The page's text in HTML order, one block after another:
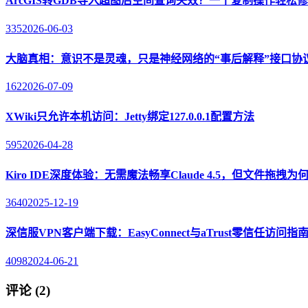
3352026-06-03
大脑真相：意识不是灵魂，只是神经网络的“事后解释”接口协
1622026-07-09
XWiki只允许本机访问：Jetty绑定127.0.0.1配置方法
5952026-04-28
Kiro IDE深度体验：无需魔法畅享Claude 4.5，但文件拖拽为何
36402025-12-19
深信服VPN客户端下载：EasyConnect与aTrust零信任访问指南
40982024-06-21
评论 (2)